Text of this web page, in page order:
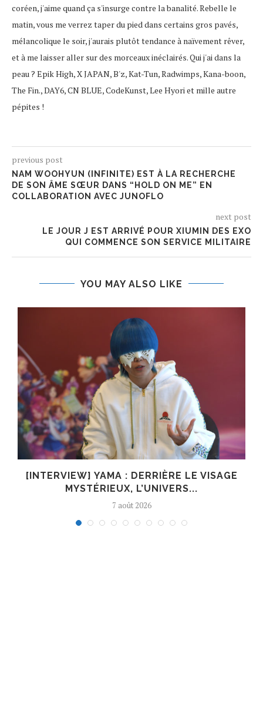
coréen, j'aime quand ça s'insurge contre la banalité. Rebelle le
matin, vous me verrez taper du pied dans certains gros pavés,
mélancolique le soir, j'aurais plutôt tendance à naïvement rêver,
et à me laisser aller sur des morceaux inéclairés. Qui j'ai dans la
peau ? Epik High, X JAPAN, B'z, Kat-Tun, Radwimps, Kana-boon,
The Fin., DAY6, CN BLUE, CodeKunst, Lee Hyori et mille autre
pépites !
previous post
NAM WOOHYUN (INFINITE) EST À LA RECHERCHE
DE SON ÂME SŒUR DANS “HOLD ON ME” EN
COLLABORATION AVEC JUNOFLO
next post
LE JOUR J EST ARRIVÉ POUR XIUMIN DES EXO
QUI COMMENCE SON SERVICE MILITAIRE
YOU MAY ALSO LIKE
[INTERVIEW] YAMA : DERRIÈRE LE VISAGE
MYSTÉRIEUX, L’UNIVERS...
7 août 2026